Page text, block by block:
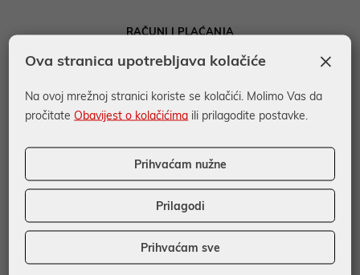
RAČUNI I PLAĆANJA
Otvaranje transakcijskog računa
HPB poduzetnički paketi
Kreditne kartice
Prepaid kartice
Debitne kartice
KREDITI
Nenamjenski krediti
×
Ova stranica upotrebljava kolačiće
Na ovoj mrežnoj stranici koriste se kolačići. Molimo Vas da
pročitateObavijest o kolačićima ili prilagodite postavke.
Prihvaćam nužne
Prilagodi
Prihvaćam sve